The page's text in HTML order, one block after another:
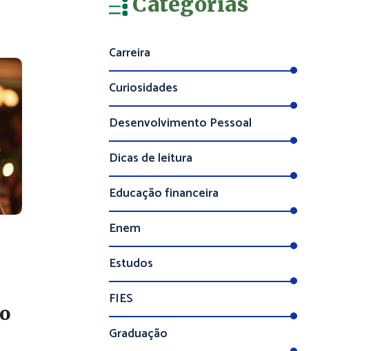
Curiosidades
Desenvolvimento Pessoal
Dicas de leitura
Educação financeira
Enem
Estudos
FIES
Graduação
Institucional